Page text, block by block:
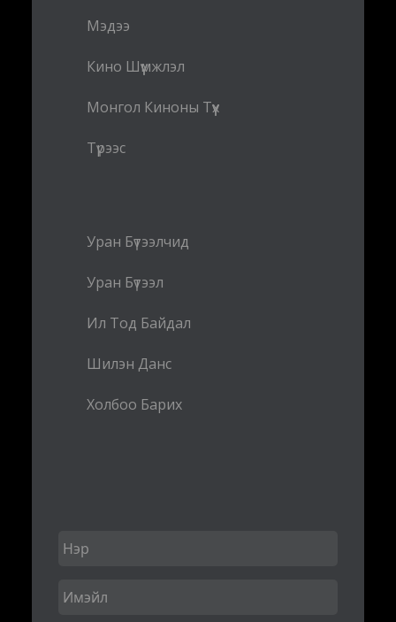
Мэдээ
Кино Шүүмжлэл
Монгол Киноны Түүх
Түрээс
Уран Бүтээлчид
Уран Бүтээл
Ил Тод Байдал
Шилэн Данс
Холбоо Барих